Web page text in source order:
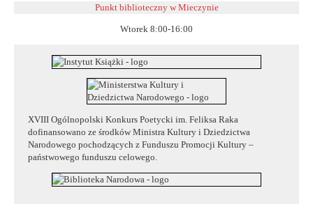
Punkt biblioteczny w Mieczynie
Wtorek 8:00-16:00
XVIII Ogólnopolski Konkurs Poetycki im. Feliksa Raka
dofinansowano ze środków Ministra Kultury i Dziedzictwa
Narodowego pochodzących z Funduszu Promocji Kultury –
państwowego funduszu celowego.